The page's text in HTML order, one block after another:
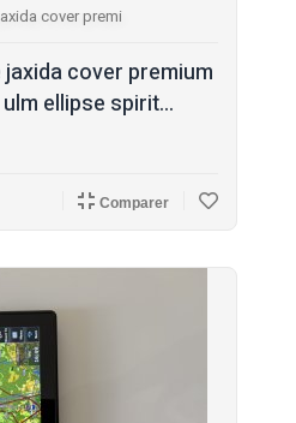
cover premi
cover premium
ellipse spirit...
Comparer